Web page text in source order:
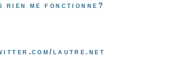
rien me fonctionne?
lautre.net